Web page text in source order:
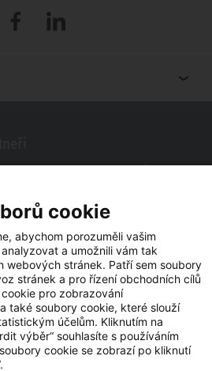
FacebookLinkedIn
okolí.
Facebook LinkedIn
cookie
abychom porozuměli vašim
a umožnili vám tak
webových stránek. Patří sem soubory
stránek a pro řízení obchodních cílů
pro zobrazování
také soubory cookie, které slouží
účelům. Kliknutím na
výběr“ souhlasíte s používáním
cookie se zobrazí po kliknutí